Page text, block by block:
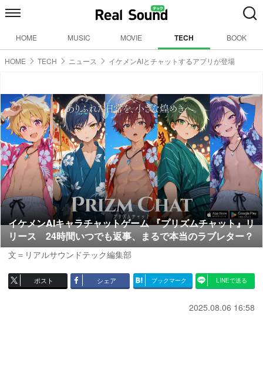
HOME MUSIC MOVIE TECH BOOK
HOME TECH ニュース イケメンAIとチャットするアプリが登場
イケメンAIキャラチャットゲーム 『プリズムチャット』リ
リース 24時間いつでも返事、まるで本当のラブレター？
文＝リアルサウンドテック編集部
ポスト シェア ブックマーク LINEで送る
2025.08.06 16:58